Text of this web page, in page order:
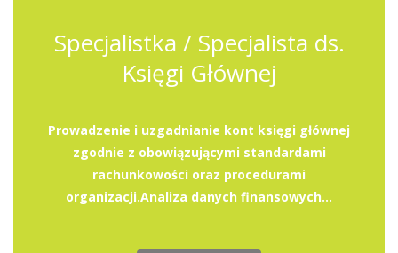
Specjalistka / Specjalista ds.
Księgi Głównej
Prowadzenie i uzgadnianie kont księgi głównej
zgodnie z obowiązującymi standardami
rachunkowości oraz procedurami
organizacji.Analiza danych finansowych...